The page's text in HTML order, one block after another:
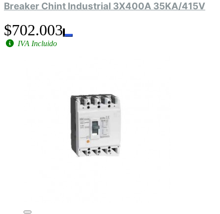
Breaker Chint Industrial 3X400A 35KA/415V
$702.003
IVA Incluido